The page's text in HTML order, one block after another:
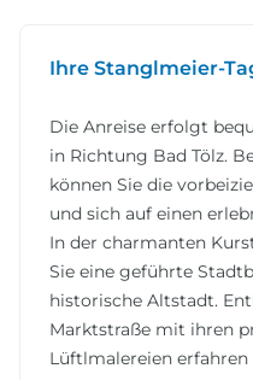
Ihre Stanglmeier-
Die Anreise erfolgt
in Richtung Bad Tölz.
können Sie die
und sich auf einen
In der charmanten
Sie eine geführte
historische Altstadt.
Marktstraße mit ihren
Lüftlmalereien erfahren